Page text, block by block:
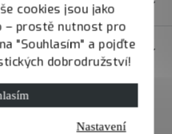
cookies jsou jako
– prostě nutnost pro
"Souhlasím" a pojďte
dobrodružství!
Nastavení